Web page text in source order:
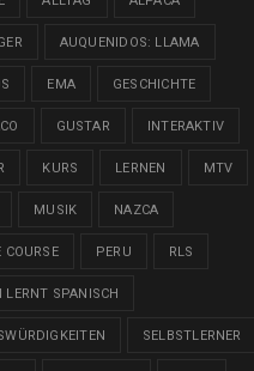
AUQUENIDOS: LLAMA
EMA GESCHICHTE
GUSTAR INTERAKTIV
KURS LERNEN MTV
MUSIK NAZCA
COURSE PERU RLS
LERNT SPANISCH
SELBSTLERNER